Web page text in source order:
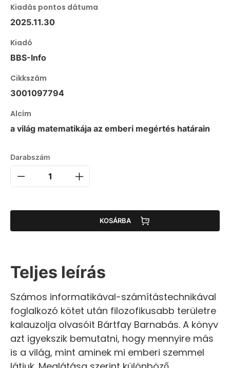
Kiadás pontos dátuma
2025.11.30
Kiadó
BBS-Info
Cikkszám
3001097794
Alcím
a világ matematikája az emberi megértés határain
Darabszám
KOSÁRBA
Teljes leírás
Számos informatikával-számítástechnikával
foglalkozó kötet után filozofikusabb területre
kalauzolja olvasóit Bártfay Barnabás. A könyv
azt igyekszik bemutatni, hogy mennyire más
is a világ, mint aminek mi emberi szemmel